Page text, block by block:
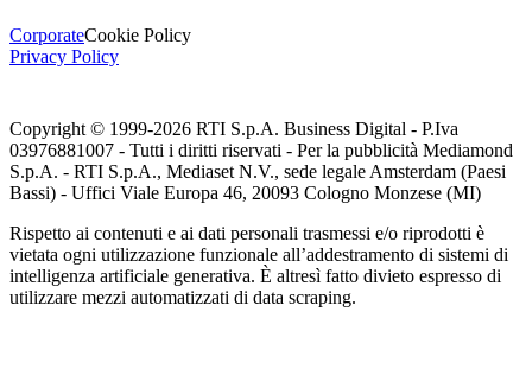
CorporateCookie Policy
Privacy Policy
Copyright © 1999-2026 RTI S.p.A. Business Digital - P.Iva
03976881007 - Tutti i diritti riservati - Per la pubblicità Mediamond
S.p.A. - RTI S.p.A., Mediaset N.V., sede legale Amsterdam (Paesi
Bassi) - Uffici Viale Europa 46, 20093 Cologno Monzese (MI)
Rispetto ai contenuti e ai dati personali trasmessi e/o riprodotti è
vietata ogni utilizzazione funzionale all’addestramento di sistemi di
intelligenza artificiale generativa. È altresì fatto divieto espresso di
utilizzare mezzi automatizzati di data scraping.